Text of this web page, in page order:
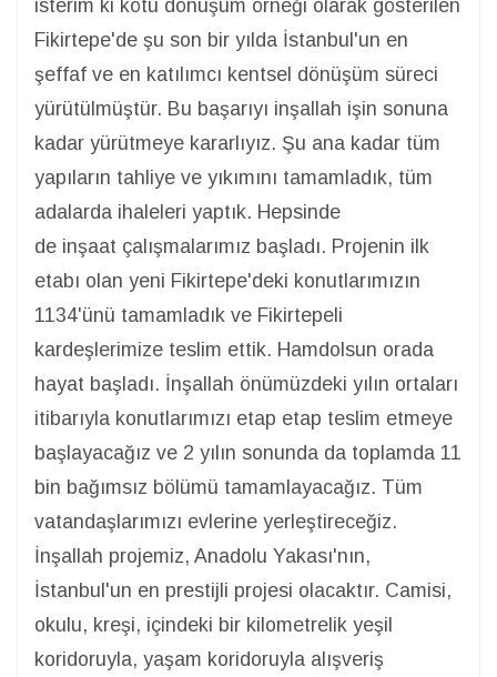
isterim ki kötü dönüşüm örneği olarak gösterilen
Fikirtepe'de şu son bir yılda İstanbul'un en
şeffaf ve en katılımcı kentsel dönüşüm süreci
yürütülmüştür. Bu başarıyı inşallah işin sonuna
kadar yürütmeye kararlıyız. Şu ana kadar tüm
yapıların tahliye ve yıkımını tamamladık, tüm
adalarda ihaleleri yaptık. Hepsinde
de inşaat çalışmalarımız başladı. Projenin ilk
etabı olan yeni Fikirtepe'deki konutlarımızın
1134'ünü tamamladık ve Fikirtepeli
kardeşlerimize teslim ettik. Hamdolsun orada
hayat başladı. İnşallah önümüzdeki yılın ortaları
itibarıyla konutlarımızı etap etap teslim etmeye
başlayacağız ve 2 yılın sonunda da toplamda 11
bin bağımsız bölümü tamamlayacağız. Tüm
vatandaşlarımızı evlerine yerleştireceğiz.
İnşallah projemiz, Anadolu Yakası'nın,
İstanbul'un en prestijli projesi olacaktır. Camisi,
okulu, kreşi, içindeki bir kilometrelik yeşil
koridoruyla, yaşam koridoruyla alışveriş